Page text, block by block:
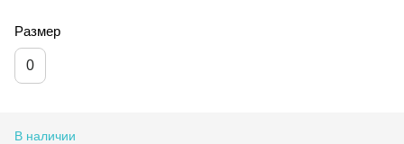
Размер
0
В наличии